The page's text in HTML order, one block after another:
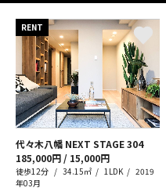
RENT
代々木八幡 NEXT STAGE304
185,000円 / 15,000円
徒歩12分 34.15㎡ 1LDK
2019
年03月